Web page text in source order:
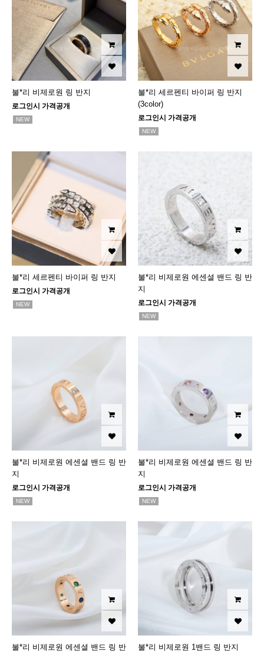
불*리 비제로원 링 반지
로그인시 가격공개
NEW
불*리 세르펜티 바이퍼 링 반지
(3color)
로그인시 가격공개
NEW
불*리 세르펜티 바이퍼 링 반지
로그인시 가격공개
NEW
불*리 비제로원 에센셜 밴드 링 반
지
로그인시 가격공개
NEW
불*리 비제로원 에센셜 밴드 링 반
지
로그인시 가격공개
NEW
불*리 비제로원 에센셜 밴드 링 반
지
로그인시 가격공개
NEW
불*리 비제로원 에센셜 밴드 링 반
불*리 비제로원 1밴드 링 반지